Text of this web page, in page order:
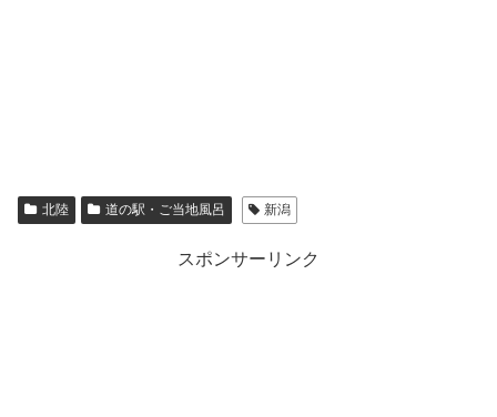
北陸 道の駅・ご当地風呂 新潟
スポンサーリンク